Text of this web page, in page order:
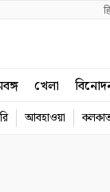
খেলা
আবহাওয়া